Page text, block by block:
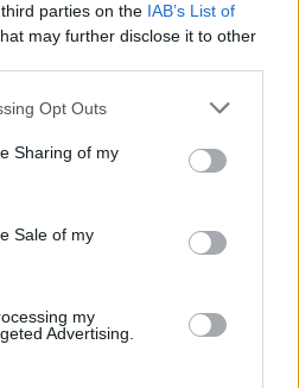
parties on the IAB’s List of
may further disclose it to other
Opt Outs
Sharing of my
Sale of my
my
Advertising.